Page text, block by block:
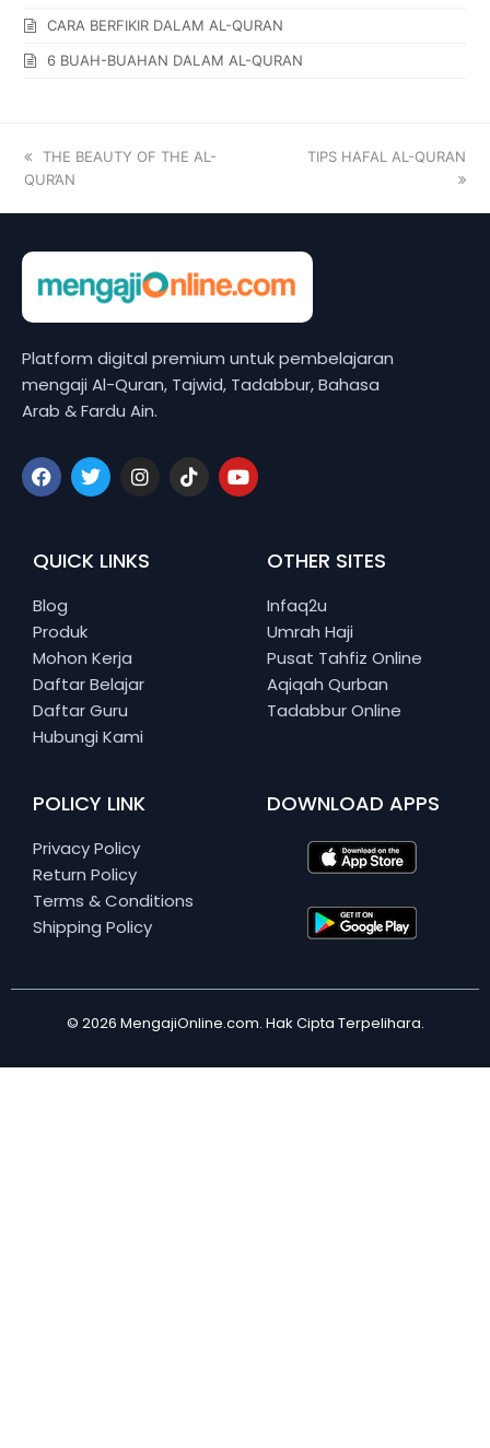
CARA BERFIKIR DALAM AL-QURAN
6 BUAH-BUAHAN DALAM AL-QURAN
THE BEAUTY OF THE AL-
QUR’AN
TIPS HAFAL AL-QURAN
Platform digital premium untuk pembelajaran
mengaji Al-Quran, Tajwid, Tadabbur, Bahasa
Arab & Fardu Ain.
QUICK LINKS
Blog
Produk
Mohon Kerja
Daftar Belajar
Daftar Guru
Hubungi Kami
OTHER SITES
Infaq2u
Umrah Haji
Pusat Tahfiz Online
Aqiqah Qurban
Tadabbur Online
POLICY LINK
Privacy Policy
Return Policy
Terms & Conditions
Shipping Policy
DOWNLOAD APPS
© 2026 MengajiOnline.com. Hak Cipta Terpelihara.